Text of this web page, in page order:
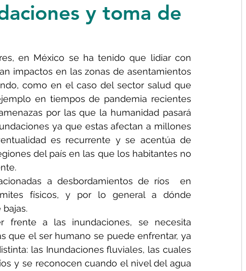
y toma de
en México se ha tenido que lidiar con
impactos en las zonas de asentamientos
como en el caso del sector salud que
en tiempos de pandemia recientes
por las que la humanidad pasará
ya que estas afectan a millones
es recurrente y se acentúa de
del país en las que los habitantes no
a desbordamientos de ríos  en
físicos, y por lo general a dónde
frente a las inundaciones, se necesita
que el ser humano se puede enfrentar, ya
las Inundaciones fluviales, las cuales
y se reconocen cuando el nivel del agua